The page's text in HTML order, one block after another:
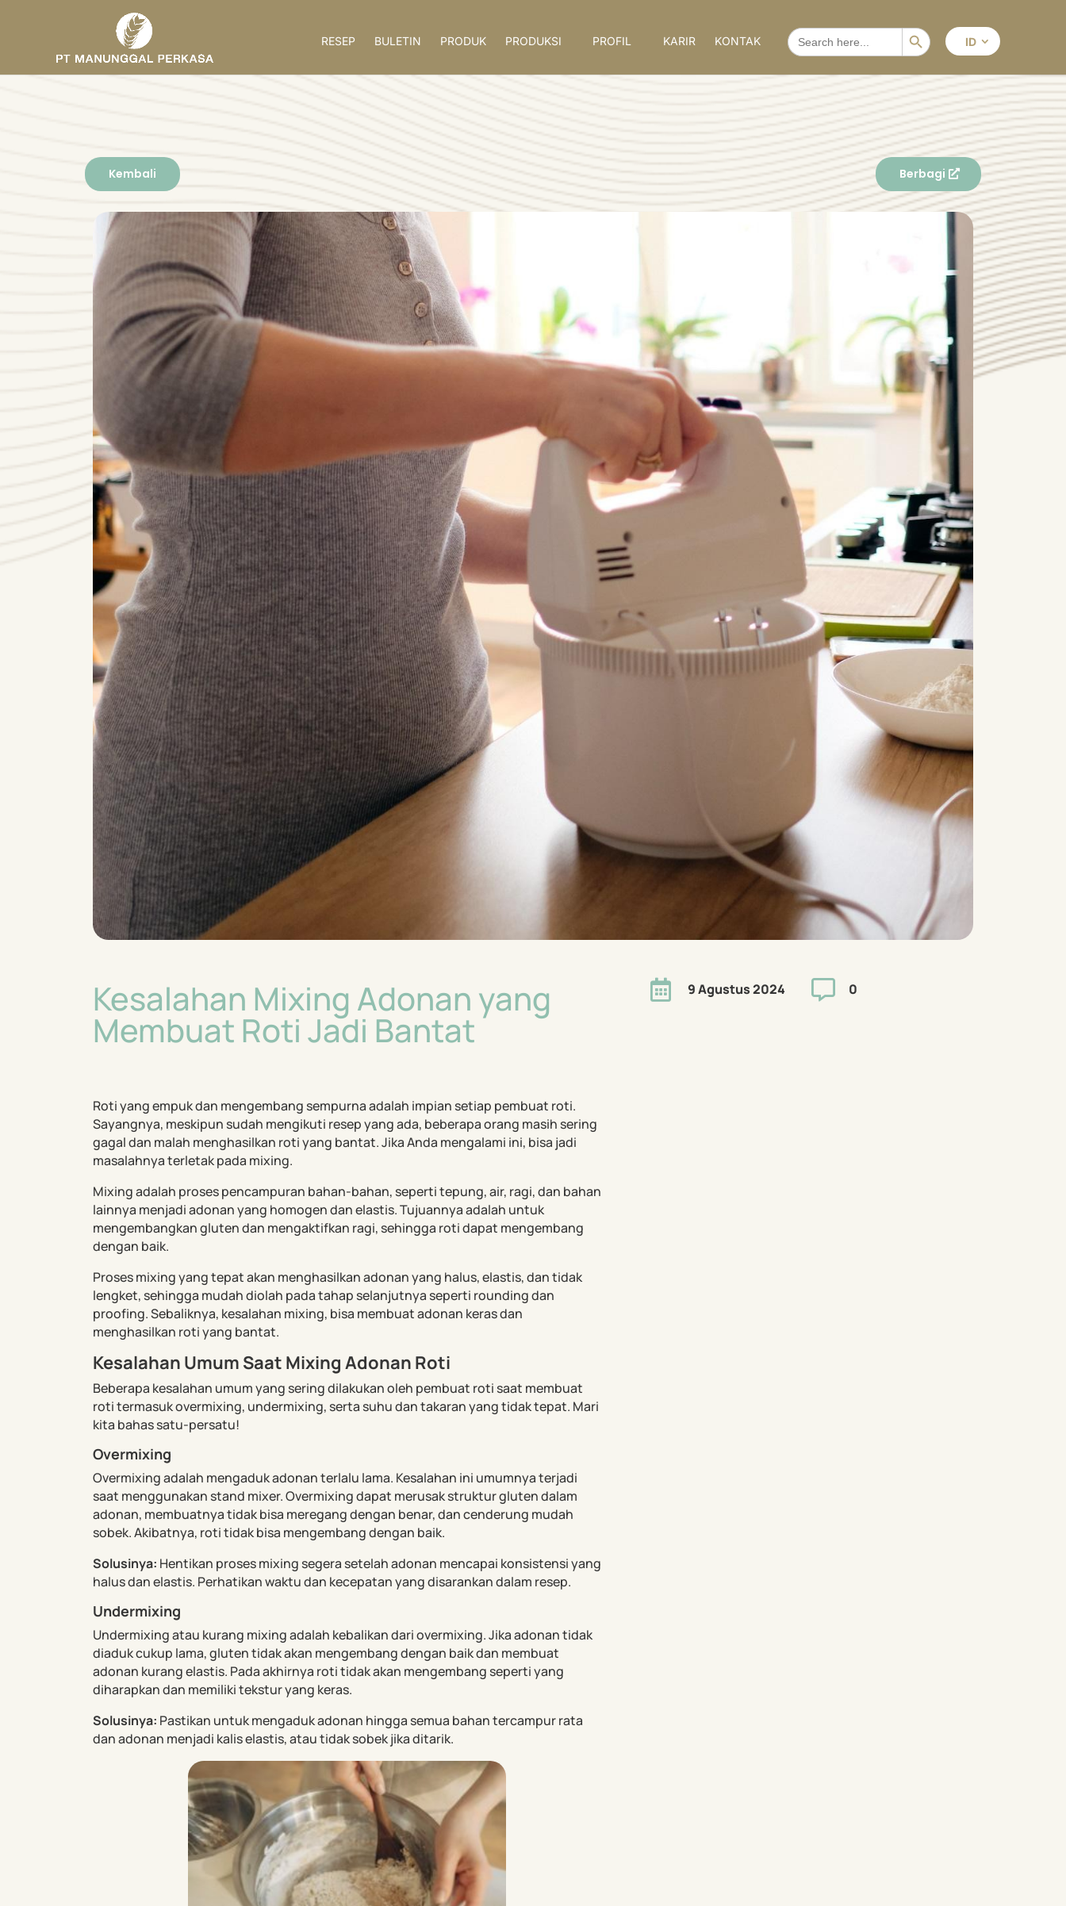
RESEP BULETIN PRODUK PRODUKSI PROFIL KARIR KONTAK
SEARCH
FOR:
Search Button
ID
Kembali Berbagi
Kesalahan Mixing Adonan yang
Membuat Roti Jadi Bantat
 9 Agustus 2024  0
Roti yang empuk dan mengembang sempurna adalah impian setiap pembuat roti.
Sayangnya, meskipun sudah mengikuti resep yang ada, beberapa orang masih sering
gagal dan malah menghasilkan roti yang bantat. Jika Anda mengalami ini, bisa jadi
masalahnya terletak pada mixing.
Mixing adalah proses pencampuran bahan-bahan, seperti tepung, air, ragi, dan bahan
lainnya menjadi adonan yang homogen dan elastis. Tujuannya adalah untuk
mengembangkan gluten dan mengaktifkan ragi, sehingga roti dapat mengembang
dengan baik.
Proses mixing yang tepat akan menghasilkan adonan yang halus, elastis, dan tidak
lengket, sehingga mudah diolah pada tahap selanjutnya seperti rounding dan
proofing. Sebaliknya, kesalahan mixing, bisa membuat adonan keras dan
menghasilkan roti yang bantat.
Kesalahan Umum Saat Mixing Adonan Roti
Beberapa kesalahan umum yang sering dilakukan oleh pembuat roti saat membuat
roti termasuk overmixing, undermixing, serta suhu dan takaran yang tidak tepat. Mari
kita bahas satu-persatu!
Overmixing
Overmixing adalah mengaduk adonan terlalu lama. Kesalahan ini umumnya terjadi
saat menggunakan stand mixer. Overmixing dapat merusak struktur gluten dalam
adonan, membuatnya tidak bisa meregang dengan benar, dan cenderung mudah
sobek. Akibatnya, roti tidak bisa mengembang dengan baik.
Solusinya: Hentikan proses mixing segera setelah adonan mencapai konsistensi yang
halus dan elastis. Perhatikan waktu dan kecepatan yang disarankan dalam resep.
Undermixing
Undermixing atau kurang mixing adalah kebalikan dari overmixing. Jika adonan tidak
diaduk cukup lama, gluten tidak akan mengembang dengan baik dan membuat
adonan kurang elastis. Pada akhirnya roti tidak akan mengembang seperti yang
diharapkan dan memiliki tekstur yang keras.
Solusinya: Pastikan untuk mengaduk adonan hingga semua bahan tercampur rata
dan adonan menjadi kalis elastis, atau tidak sobek jika ditarik.